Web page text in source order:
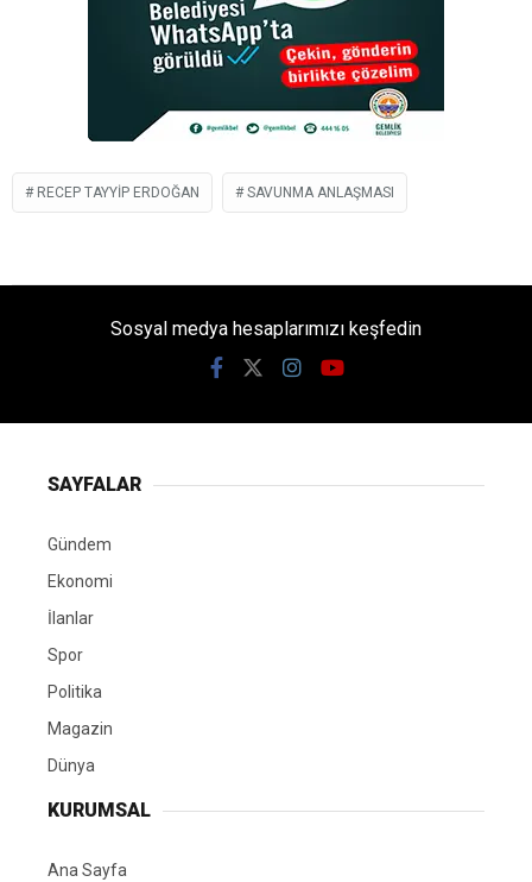
RECEP TAYYIP ERDOĞAN SAVUNMA ANLAŞMASI
Sosyal medya hesaplarımızı keşfedin
SAYFALAR
Gündem
Ekonomi
İlanlar
Spor
Politika
Magazin
Dünya
KURUMSAL
Ana Sayfa